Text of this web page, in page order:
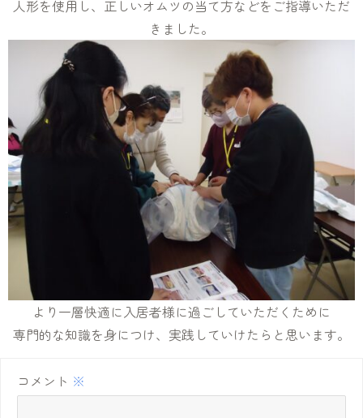
人形を使用し、正しいオムツの当て方などをご指導いただ
きました。
より一層快適に入居者様に過ごしていただくために
専門的な知識を身につけ、実践していけたらと思います。
コメント ※